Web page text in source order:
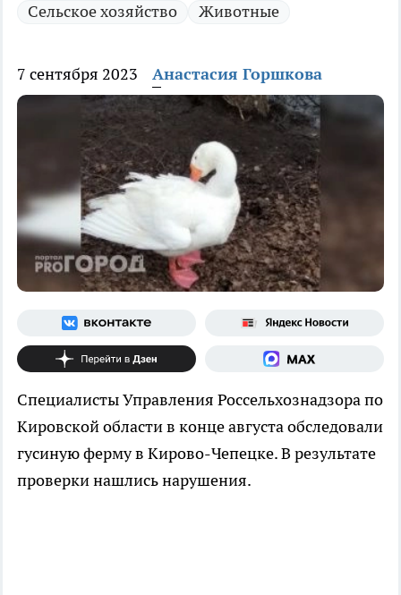
Сельское хозяйство Животные
7 сентября 2023 Анастасия Горшкова
Специалисты Управления Россельхознадзора по
Кировской области в конце августа обследовали
гусиную ферму в Кирово-Чепецке. В результате
проверки нашлись нарушения.